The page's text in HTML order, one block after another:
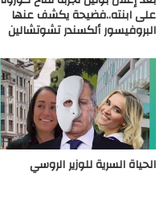
على ابنته..فضيحة يكشف عنها
البروفيسور ألكسندر تشوتشالين
الحياة السرية للوزير الروسي